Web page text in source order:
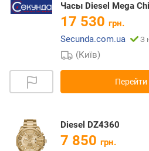
Часы Diesel Mega
17 530 грн.
Secunda.com.ua
З
(Київ)
Перейти
Diesel DZ4360
7 850 грн.